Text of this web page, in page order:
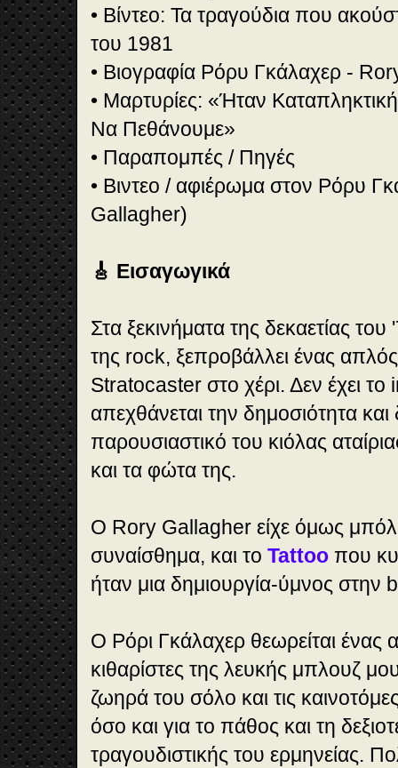
• Βίντεο: Τα τραγούδια που
του 1981
• Βιογραφία Ρόρυ Γκάλαχερ -
• Μαρτυρίες: «Ήταν
Να Πεθάνουμε»
• Παραπομπές / Πηγές
• Βιντεο / αφιέρωμα στον Ρόρυ
Gallagher)
🎸 Εισαγωγικά
Στα ξεκινήματα της δεκαετίας
της rock, ξεπροβάλλει ένας
Stratocaster στο χέρι. Δεν έχει
απεχθάνεται την δημοσιότητα και
παρουσιαστικό του κιόλας
και τα φώτα της.
Ο Rory Gallagher είχε όμως
συναίσθημα, και το Tattoo που
ήταν μια δημιουργία-ύμνος στην
Ο Ρόρι Γκάλαχερ θεωρείται ένας
κιθαρίστες της λευκής μπλουζ
ζωηρά του σόλο και τις
όσο και για το πάθος και τη
τραγουδιστικής του ερμηνείας.